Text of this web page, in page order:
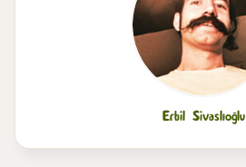
Erbil Sivaslıoğlu